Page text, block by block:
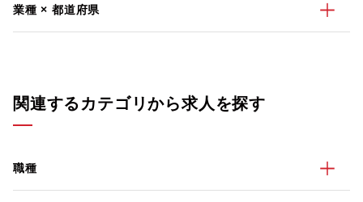
業種 × 都道府県
関連するカテゴリから求人を探す
職種